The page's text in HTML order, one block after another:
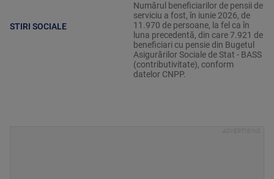
STIRI SOCIALE
Numărul beneficiarilor de pensii de
serviciu a fost, în iunie 2026, de
11.970 de persoane, la fel ca în
luna precedentă, din care 7.921 de
beneficiari cu pensie din Bugetul
Asigurărilor Sociale de Stat - BASS
(contributivitate), conform
datelor CNPP.